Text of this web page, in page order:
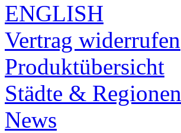
ENGLISH
Vertrag widerrufen
Produktübersicht
Städte & Regionen
News